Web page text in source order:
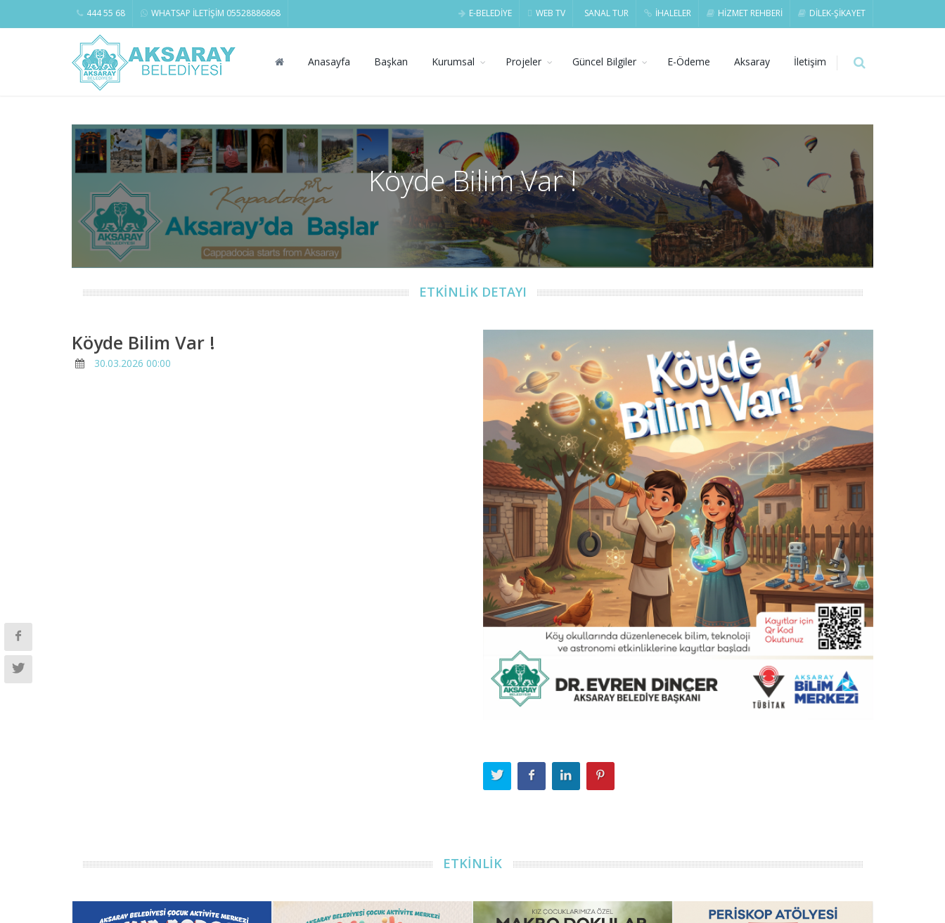
E-BELEDİYE WEB TV SANAL TUR İHALELER HİZMET REHBERİ DİLEK-ŞİKAYET
444 55 68 WHATSAP İLETİŞİM 05528886868
Anasayfa Başkan Kurumsal Projeler Güncel Bilgiler E-Ödeme Aksaray İletişim
Köyde Bilim Var !
ETKİNLİK DETAYI
Köyde Bilim Var !
30.03.2026 00:00
ETKİNLİK